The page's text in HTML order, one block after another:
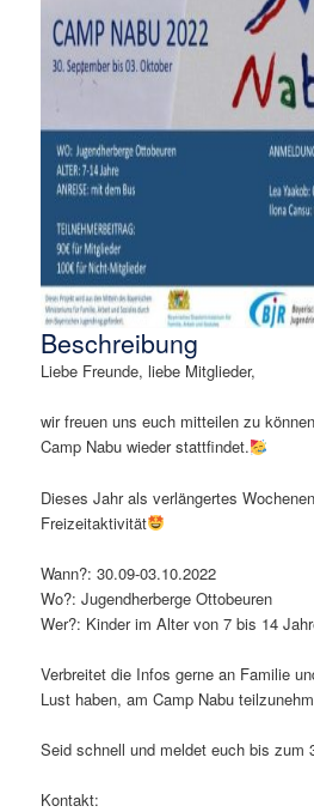
Beschreibung
Liebe Freunde, liebe Mitglieder,
wir freuen uns euch mitteilen zu
Camp Nabu wieder stattfindet.
Dieses Jahr als verlängertes
Freizeitaktivität
Wann?: 30.09-03.10.2022
Wo?: Jugendherberge Ottobeuren
Wer?: Kinder im Alter von 7 bis 14
Verbreitet die Infos gerne an Familie
Lust haben, am Camp Nabu
Seid schnell und meldet euch bis zum
Kontakt: